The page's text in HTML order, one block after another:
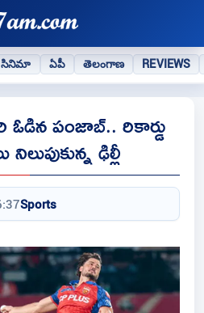
సినిమా ఏపీ తెలంగాణ REVIEWS
పంజాబ్.. రికార్డు
ఢిల్లీ
Sports